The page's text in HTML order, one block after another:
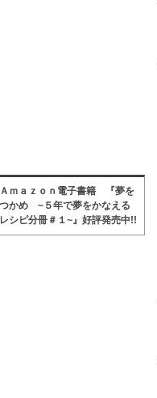
Ａｍａｚｏｎ電子書籍 『夢を
つかめ ~５年で夢をかなえる
レシピ分冊＃１~』好評発売中!!